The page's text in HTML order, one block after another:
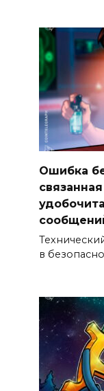
Ошибка
в